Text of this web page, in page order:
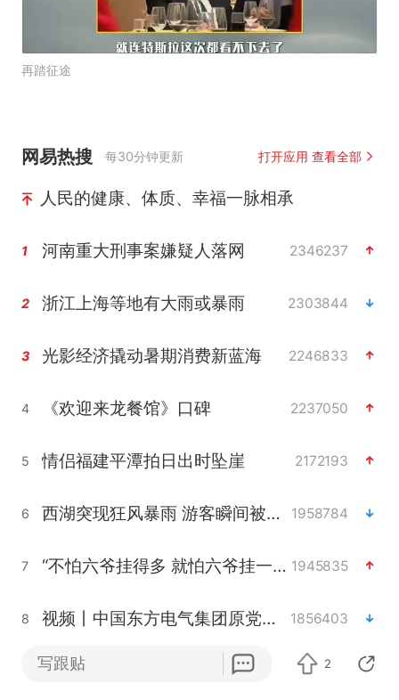
再踏征途
网易热搜 每30分钟更新 打开应用 查看全部
人民的健康、体质、幸福一脉相承
1 河南重大刑事案嫌疑人落网 2346237
2 浙江上海等地有大雨或暴雨 2303844
3 光影经济撬动暑期消费新蓝海 2246833
4 《欢迎来龙餐馆》口碑 2237050
5 情侣福建平潭拍日出时坠崖 2172193
6 西湖突现狂风暴雨 游客瞬间被浇透 1958784
7 “不怕六爷挂得多 就怕六爷挂一颗” 1945835
8 视频丨中国东方电气集团原党组副书记、董事宋致远被查 1856403
杭州全市有序停课 1824205
写跟贴 2